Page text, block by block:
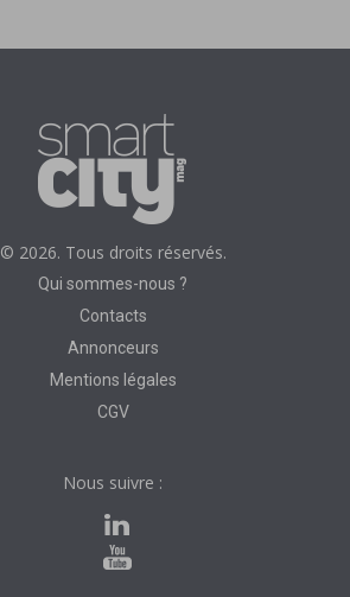
© 2026. Tous droits réservés.
Qui sommes-nous ?
Contacts
Annonceurs
Mentions légales
CGV
Nous suivre :